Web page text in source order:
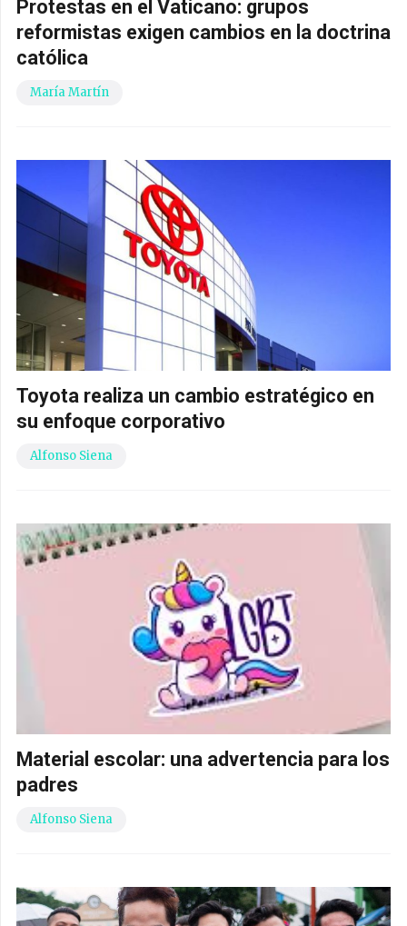
Protestas en el Vaticano: grupos
reformistas exigen cambios en la doctrina
católica
María Martín
Toyota realiza un cambio estratégico en
su enfoque corporativo
Alfonso Siena
Material escolar: una advertencia para los
padres
Alfonso Siena